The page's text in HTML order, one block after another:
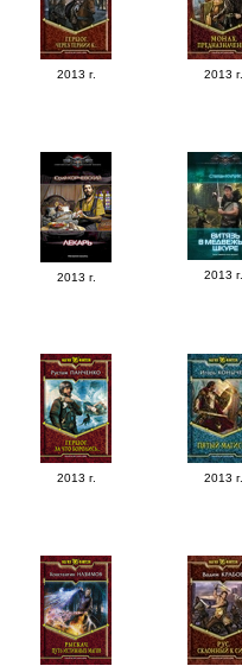
2013 г. 2013 г.
2013 г. 2013 г.
2013 г. 2013 г.